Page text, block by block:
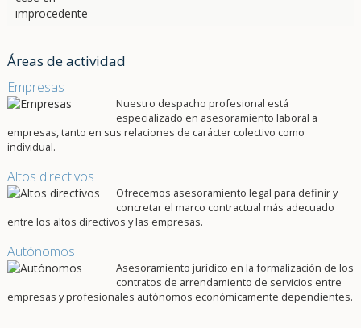
Áreas de actividad
Empresas
Nuestro despacho profesional está
especializado en asesoramiento laboral a
empresas, tanto en sus relaciones de carácter colectivo como
individual.
Altos directivos
Ofrecemos asesoramiento legal para definir y
concretar el marco contractual más adecuado
entre los altos directivos y las empresas.
Autónomos
Asesoramiento jurídico en la formalización de los
contratos de arrendamiento de servicios entre
empresas y profesionales autónomos económicamente dependientes.